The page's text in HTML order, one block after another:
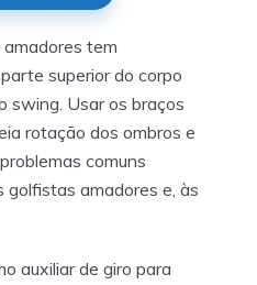
tem
superior do corpo
swing. Usar os braços
rotação dos ombros e
comuns
amadores e, às
auxiliar de giro para